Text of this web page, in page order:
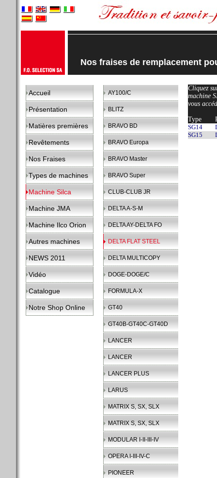
Nos fraises de remplacement
Accueil
Présentation
Matières premières
Revêtements
Nos Fraises
Types de machines
Machine Silca
Machine JMA
Machine Ilco Orion
Autres machines
NEWS 2011
Vidéo
Catalogue
Notre Shop Online
AY100/C
BLITZ
BRAVO BD
BRAVO Europa
BRAVO Master
BRAVO Super
CLUB-CLUB JR
DELTA A-S-M
DELTA AY-DELTA FO
DELTA FLAT STEEL
DELTA MULTICOPY
DOGE-DOGE/C
FORMULA-X
GT40
GT40B-GT40C-GT40D
LANCER
LANCER
LANCER PLUS
LARUS
MATRIX S, SX, SLX
MATRIX S, SX, SLX
MODULAR I-II-III-IV
OPERA I-III-IV-C
PIONEER
Cliquez
machine
vous
Type
SG14
SG15